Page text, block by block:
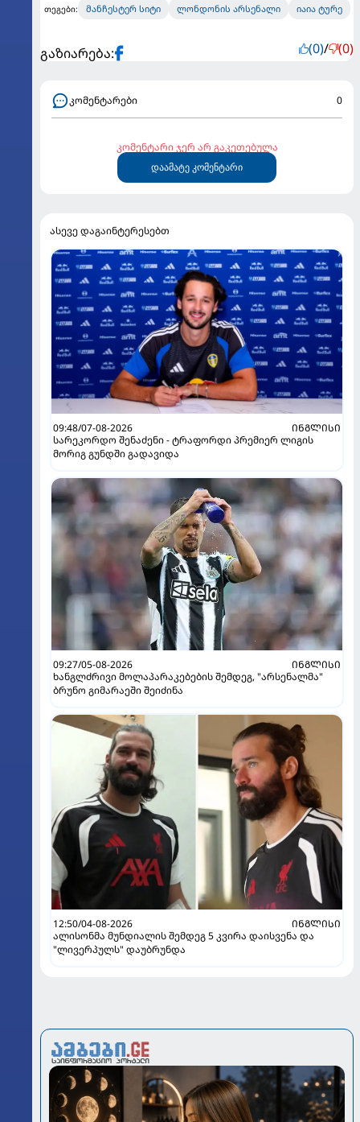
თეგები: მანჩესტერ სიტი ლონდონის არსენალი იაია ტურე
გაზიარება: (0)/ (0)
კომენტარები 0
კომენტარი ჯერ არ გაკეთებულა
დაამატე კომენტარი
ასევე დაგაინტერესებთ
09:48/07-08-2026
ᲘᲜᲒᲚᲘᲡᲘ
სარეკორდო შენაძენი - ტრაფორდი პრემიერ ლიგის
მორიგ გუნდში გადავიდა
09:27/05-08-2026
ᲘᲜᲒᲚᲘᲡᲘ
ხანგლძრივი მოლაპარაკებების შემდეგ, "არსენალმა"
ბრუნო გიმარაეში შეიძინა
12:50/04-08-2026
ᲘᲜᲒᲚᲘᲡᲘ
ალისონმა მუნდიალის შემდეგ 5 კვირა დაისვენა და
"ლივერპულს" დაუბრუნდა